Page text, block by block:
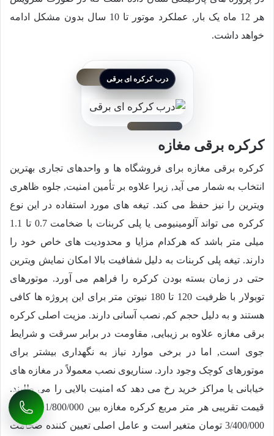
هر 12 ماه یک بار, عملکرد موتور تا 10 سال بدون مشکل ادامه
خواهد داشت.
درب کرکره ای برقی
کرکره برقی مغازه
کرکره برقی مغازه برای فروشگاه ها و واحدهای تجاری بهترین
انتخاب به شمار می آید, زیرا علاوه بر تأمین امنیت, جلوه ظاهری
ویترین را نیز حفظ می کند. تیغه های مورد استفاده در این نوع
کرکره می تواند آلومینیومی یا پلی کربنات با ضخامت 0.7 تا 1.1
میلی متر باشد که هرکدام مزایا و محدودیت های خاص خود را
دارند. تیغه پلی کربنات به دلیل شفافیت بالا امکان نمایش ویترین
حتی در زمان بسته بودن کرکره را فراهم می آورد. موتورهای
توبولار با ظرفیت 120 تا 180 نیوتن متر برای این پروژه ها کافی
هستند و به دلیل حجم کم, نصب آسانی دارند. مزیت اصلی کرکره
برقی مغازه علاوه بر زیبایی, مقاومت در برابر سرقت و شرایط
جوی است, اما در برخی موارد نیاز به نگهداری بیشتر برای
موتورهای کوچک وجود دارد. سناریوی نصب معمولاً در مغازه های
خیابانی یا مراکز خرید رخ می دهد که امنیت بالایی را می طلبند.
قیمت تقریبی هر متر مربع کرکره مغازه بین 1/800/000تومان تا
3/400/000 تومان متغیر است و عامل اصلی تعیین کننده ضخامت